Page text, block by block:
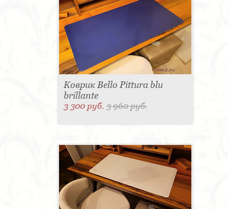
Коврик Bello Pittura blu
brillante
3 300 руб.3 960 руб.